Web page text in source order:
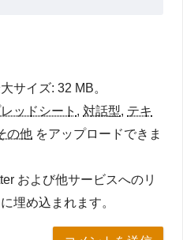
サイズ: 32 MB。
ッドシート , 対話型, テキ
の他 をアップロードできま
および他サービスへのリ
埋め込まれます。